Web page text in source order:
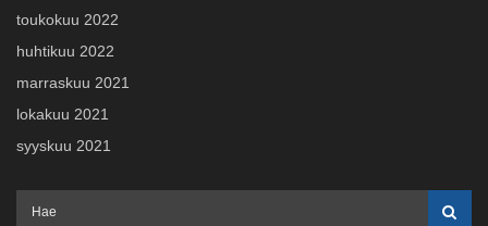
toukokuu 2022
huhtikuu 2022
marraskuu 2021
lokakuu 2021
syyskuu 2021